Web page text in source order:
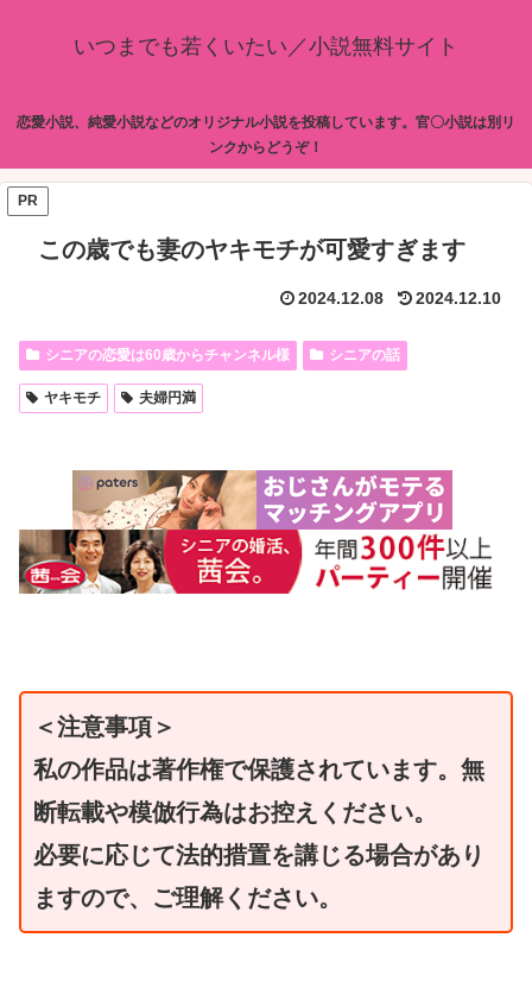
いつまでも若くいたい／小説無料サイト
恋愛小説、純愛小説などのオリジナル小説を投稿しています。官〇小説は別リ
ンクからどうぞ！
PR
この歳でも妻のヤキモチが可愛すぎます
2024.12.08 2024.12.10
シニアの恋愛は60歳からチャンネル様 シニアの話
ヤキモチ 夫婦円満
＜注意事項＞
私の作品は著作権で保護されています。無
断転載や模倣行為はお控えください。
必要に応じて法的措置を講じる場合があり
ますので、ご理解ください。